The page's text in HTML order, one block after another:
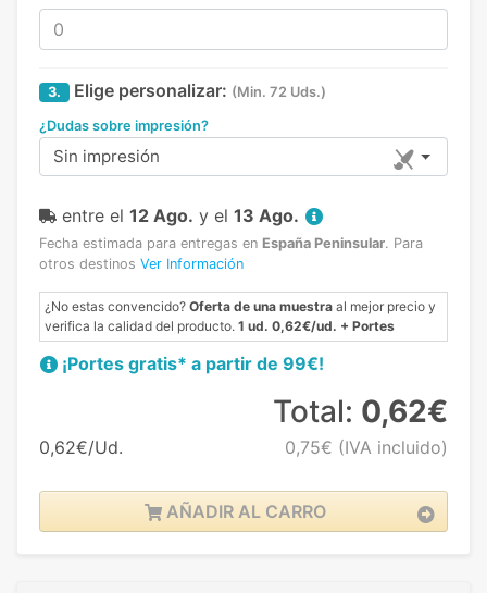
3. Elige personalizar: (Min. 72 Uds.)
¿Dudas sobre impresión?
Sin impresión
entre el 12 Ago. y el 13 Ago.
Fecha estimada para entregas en España Peninsular. Para
otros destinos Ver Información
¿No estas convencido? Oferta de una muestra al mejor precio y
verifica la calidad del producto. 1 ud. 0,62€/ud. + Portes
¡Portes gratis* a partir de 99€!
0,62€/Ud.
Total: 0,62€
0,75€ (IVA incluido)
AÑADIR AL CARRO